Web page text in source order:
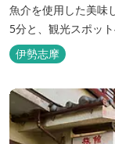
魚介を使用した美味
5分と、観光スポッ
伊勢志摩